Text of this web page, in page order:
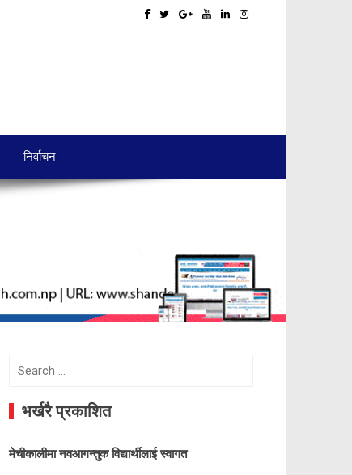
निर्वाचन
Search
भर्खरै प्रकाशित
मेचीकालीमा नवआगन्तुक विद्यार्थीलाई स्वागत